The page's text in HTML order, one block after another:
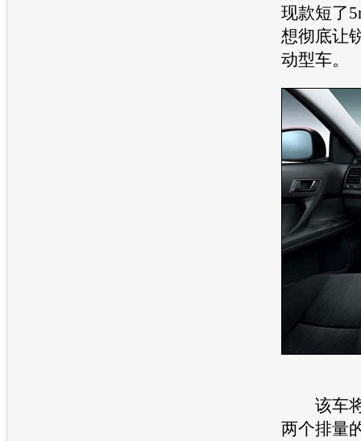
现款短了
想彻底让
动型车。
该车将
两个排量